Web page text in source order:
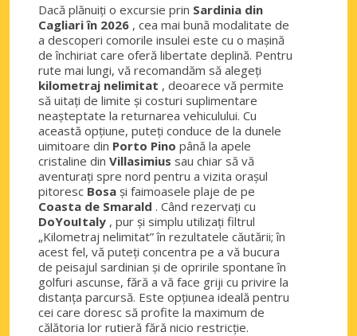
Dacă plănuiți o excursie prin Sardinia din
Cagliari în 2026 , cea mai bună modalitate de
a descoperi comorile insulei este cu o mașină
de închiriat care oferă libertate deplină. Pentru
rute mai lungi, vă recomandăm să alegeți
kilometraj nelimitat , deoarece vă permite
să uitați de limite și costuri suplimentare
neașteptate la returnarea vehiculului. Cu
această opțiune, puteți conduce de la dunele
uimitoare din Porto Pino până la apele
cristaline din Villasimius sau chiar să vă
aventurați spre nord pentru a vizita orașul
pitoresc Bosa și faimoasele plaje de pe
Coasta de Smarald . Când rezervați cu
DoYouItaly , pur și simplu utilizați filtrul
„Kilometraj nelimitat” în rezultatele căutării; în
acest fel, vă puteți concentra pe a vă bucura
de peisajul sardinian și de opririle spontane în
golfuri ascunse, fără a vă face griji cu privire la
distanța parcursă. Este opțiunea ideală pentru
cei care doresc să profite la maximum de
călătoria lor rutieră fără nicio restricție.